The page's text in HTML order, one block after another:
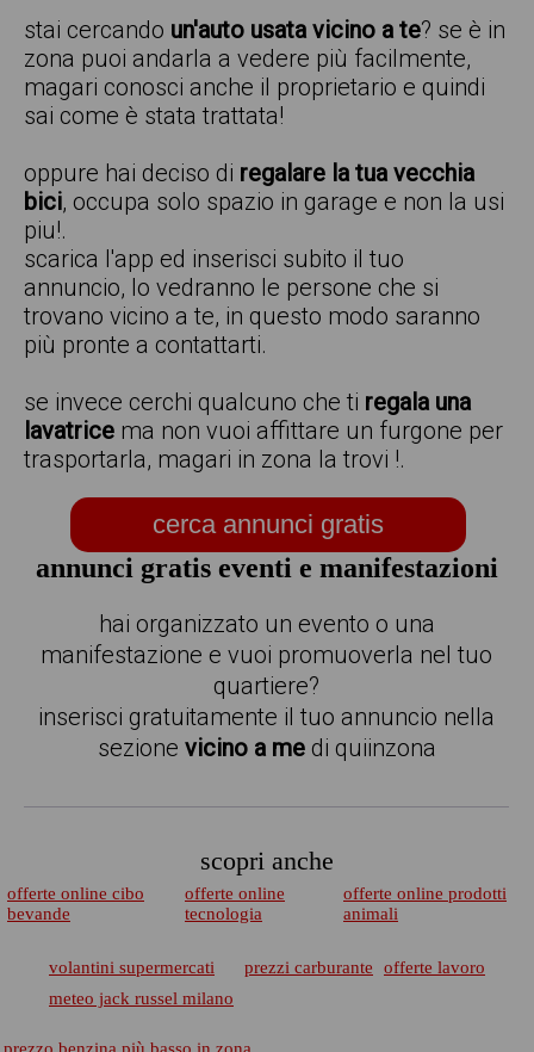
stai cercando un'auto usata vicino a te? se è in
zona puoi andarla a vedere più facilmente,
magari conosci anche il proprietario e quindi
sai come è stata trattata!
oppure hai deciso di regalare la tua vecchia
bici, occupa solo spazio in garage e non la usi
piu!.
scarica l'app ed inserisci subito il tuo
annuncio, lo vedranno le persone che si
trovano vicino a te, in questo modo saranno
più pronte a contattarti.
se invece cerchi qualcuno che ti regala una
lavatrice ma non vuoi affittare un furgone per
trasportarla, magari in zona la trovi !.
cerca annunci gratis
annunci gratis eventi e manifestazioni
hai organizzato un evento o una
manifestazione e vuoi promuoverla nel tuo
quartiere?
inserisci gratuitamente il tuo annuncio nella
sezione vicino a medi quiinzona
scopri anche
offerte online cibo
bevande
offerte online
tecnologia
offerte online prodotti
animali
volantini supermercati prezzi carburante
offerte lavoro
meteo jack russel milano